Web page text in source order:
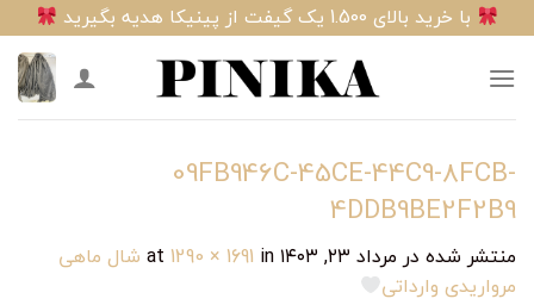
to
content
با خرید بالای 1.500 یک گیفت از پینیکا هدیه بگیرید
09FB946C-45CE-44C9-8FCB-
4DDB9BE2F2B9
منتشر شده در مرداد ۲۳, ۱۴۰۳ 1290 × 1691 in
شال ماهی
مرواریدی وارداتی